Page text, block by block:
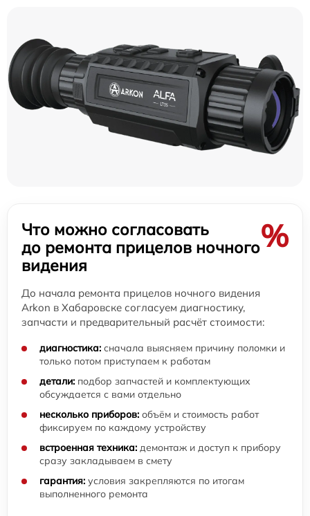
Что можно согласовать
до ремонта прицелов ночного
видения
%
До начала ремонта прицелов ночного видения
Arkon в Хабаровске согласуем диагностику,
запчасти и предварительный расчёт стоимости:
диагностика: сначала выясняем причину поломки и
только потом приступаем к работам
детали: подбор запчастей и комплектующих
обсуждается с вами отдельно
несколько приборов: объём и стоимость работ
фиксируем по каждому устройству
встроенная техника: демонтаж и доступ к прибору
сразу закладываем в смету
гарантия: условия закрепляются по итогам
выполненного ремонта